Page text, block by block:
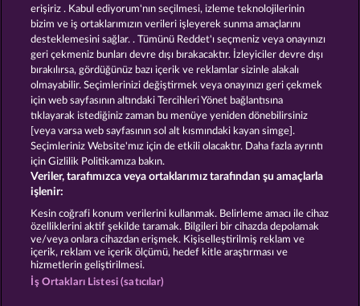
SIMPLY THE BEST EGYPTIAN MOON
Hüküm ve Koşullar Gizlilik Beyanı Künye
Şirket SSS Facebook
İptal talebini gönder
erişiriz . Kabul ediyorum'nın seçilmesi, izleme teknolojilerinin
bizim ve iş ortaklarımızın verileri işleyerek sunma amaçlarını
desteklemesini sağlar. . Tümünü Reddet'ı seçmeniz veya onayınızı
geri çekmeniz bunları devre dışı bırakacaktır. İzleyiciler devre dışı
bırakılırsa, gördüğünüz bazı içerik ve reklamlar sizinle alakalı
olmayabilir. Seçimlerinizi değiştirmek veya onayınızı geri çekmek
için web sayfasının altındaki Tercihleri Yönet bağlantısına
tıklayarak istediğiniz zaman bu menüye yeniden dönebilirsiniz
[veya varsa web sayfasının sol alt kısmındaki kayan simge].
Seçimleriniz Website'mız için de etkili olacaktır. Daha fazla ayrıntı
için Gizlilik Politikamıza bakın.
Veriler, tarafımızca veya ortaklarımız tarafından şu amaçlarla
işlenir:
Kesin coğrafi konum verilerini kullanmak. Belirleme amacı ile cihaz
özelliklerini aktif şekilde taramak. Bilgileri bir cihazda depolamak
ve/veya onlara cihazdan erişmek. Kişiselleştirilmiş reklam ve
içerik, reklam ve içerik ölçümü, hedef kitle araştırması ve
hizmetlerin geliştirilmesi.
İş Ortakları Listesi (satıcılar)